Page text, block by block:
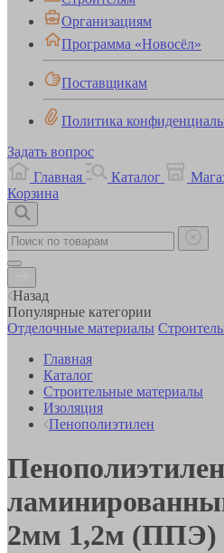
Организациям
Программа «Новосёл»
Поставщикам
Политика
Задать вопрос
Главная
Каталог
Корзина
Назад
Популярные категории
Отделочные материалы
Главная
Каталог
Строительные материалы
Изоляция
Пенополиэтилен
Пенополиэтилен
2мм 1,2м (ППЭ)